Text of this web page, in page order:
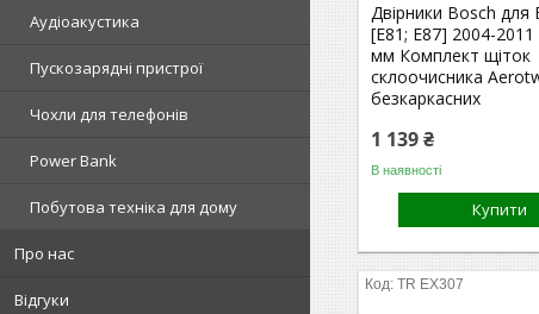
Аудіоакустика
Пускозарядні пристрої
Чохли для телефонів
Power Bank
Побутова техніка для дому
Про нас
Відгуки
Двірники Bosch для
[E81; E87] 2004-
мм Комплект щіток
склоочисника
безкаркасних
1 139 ₴
В наявності
Купити
TR EX307